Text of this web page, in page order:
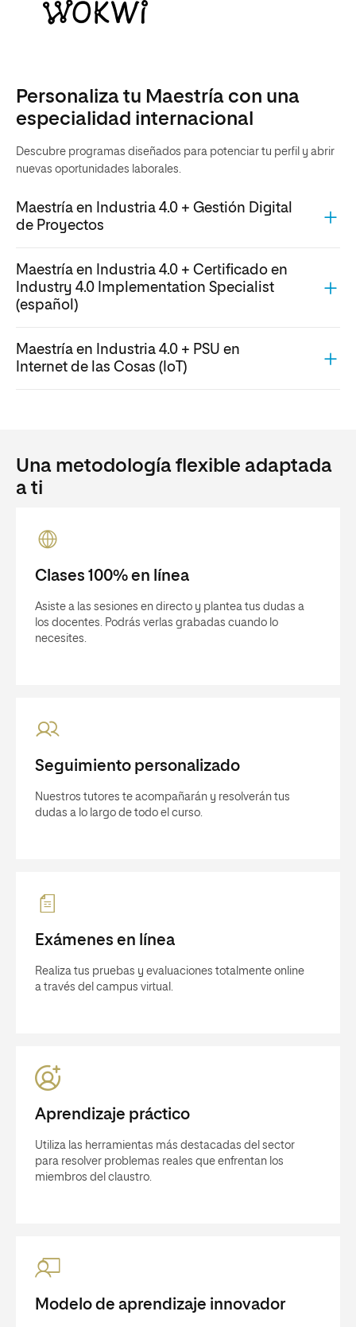
Personaliza tu Maestría con una
especialidad internacional
Descubre programas diseñados para potenciar tu perfil y abrir
nuevas oportunidades laborales.
Maestría en Industria 4.0 + Gestión Digital
de Proyectos
Maestría en Industria 4.0 + Certificado en
Industry 4.0 Implementation Specialist
(español)
Maestría en Industria 4.0 + PSU en
Internet de las Cosas (IoT)
Una metodología flexible adaptada
a ti
Clases 100% en línea
Asiste a las sesiones en directo y plantea tus dudas a
los docentes. Podrás verlas grabadas cuando lo
necesites.
Seguimiento personalizado
Nuestros tutores te acompañarán y resolverán tus
dudas a lo largo de todo el curso.
Exámenes en línea
Realiza tus pruebas y evaluaciones totalmente online
a través del campus virtual.
Aprendizaje práctico
Utiliza las herramientas más destacadas del sector
para resolver problemas reales que enfrentan los
miembros del claustro.
Modelo de aprendizaje innovador